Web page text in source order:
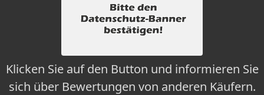
Klicken Sie auf den Button und informieren Sie
sich über Bewertungen von anderen Käufern.